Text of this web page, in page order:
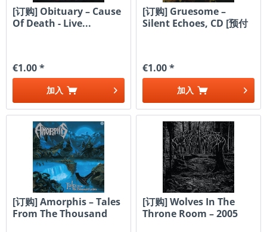
[订购] Obituary – Cause
Of Death - Live...
€1.00 *
加入
[订购] Gruesome ‎–
Silent Echoes, CD [预付
€1.00 *
加入
[订购] Amorphis – Tales
From The Thousand
[订购] Wolves In The
Throne Room – 2005